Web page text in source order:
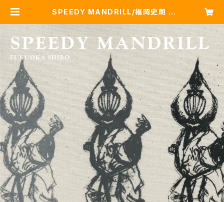
SPEEDY MANDRILL/福岡史朗 |